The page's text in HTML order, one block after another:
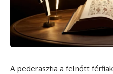
A pederasztia a felnőtt